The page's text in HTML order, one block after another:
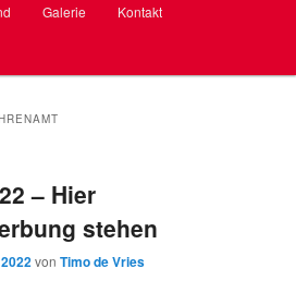
Galerie Kontakt
– Hier
stehen
vonTimo de Vries